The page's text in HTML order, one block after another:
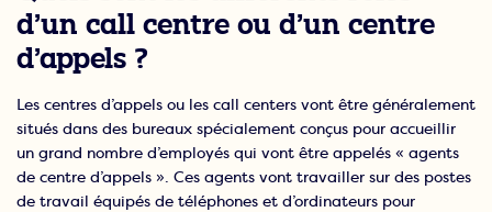
d’un call centre ou d’un centre
d’appels ?
Les centres d’appels ou les call centers vont être généralement
situés dans des bureaux spécialement conçus pour accueillir
un grand nombre d’employés qui vont être appelés « agents
de centre d’appels ». Ces agents vont travailler sur des postes
de travail équipés de téléphones et d’ordinateurs pour